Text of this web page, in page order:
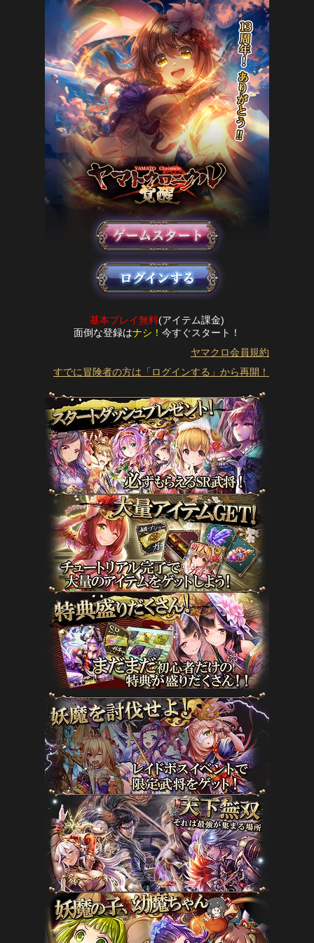
基本プレイ無料(アイテム課金)
面倒な登録はナシ！ 今すぐスタート！
ヤマクロ会員規約
すでに冒険者の方は「ログインする」から再開！